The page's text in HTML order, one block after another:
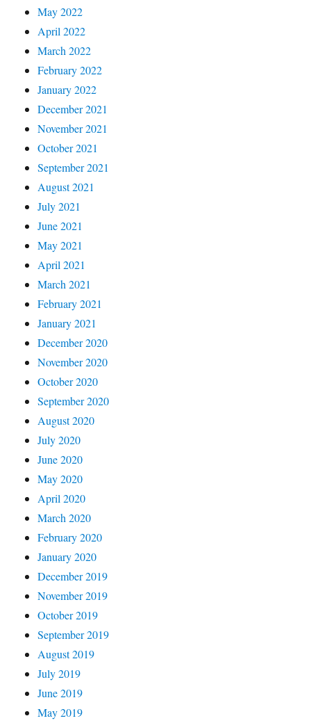
May 2022
April 2022
March 2022
February 2022
January 2022
December 2021
November 2021
October 2021
September 2021
August 2021
July 2021
June 2021
May 2021
April 2021
March 2021
February 2021
January 2021
December 2020
November 2020
October 2020
September 2020
August 2020
July 2020
June 2020
May 2020
April 2020
March 2020
February 2020
January 2020
December 2019
November 2019
October 2019
September 2019
August 2019
July 2019
June 2019
May 2019